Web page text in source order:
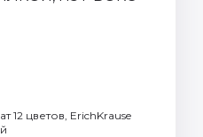
12 цветов, ErichKrause